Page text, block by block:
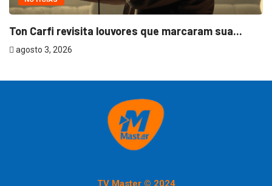
Ton Carfi revisita louvores que marcaram sua...
agosto 3, 2026
TV Master © 2024